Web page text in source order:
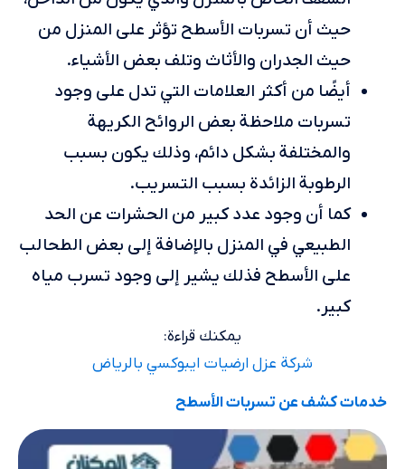
حيث أن تسربات الأسطح تؤثر على المنزل من
حيث الجدران والأثاث وتلف بعض الأشياء.
أيضًا من أكثر العلامات التي تدل على وجود
تسربات ملاحظة بعض الروائح الكريهة
والمختلفة بشكل دائم، وذلك يكون بسبب
الرطوبة الزائدة بسبب التسريب.
كما أن وجود عدد كبير من الحشرات عن الحد
الطبيعي في المنزل بالإضافة إلى بعض الطحالب
على الأسطح فذلك يشير إلى وجود تسرب مياه
كبير.
يمكنك قراءة:
شركة عزل ارضيات ايبوكسي بالرياض
خدمات كشف عن تسربات الأسطح